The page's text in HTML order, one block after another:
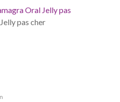
Oral Jelly pas
pas cher